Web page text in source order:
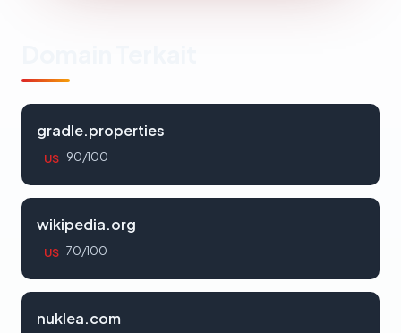
gradle.properties
US 90/100
wikipedia.org
US 70/100
nuklea.com